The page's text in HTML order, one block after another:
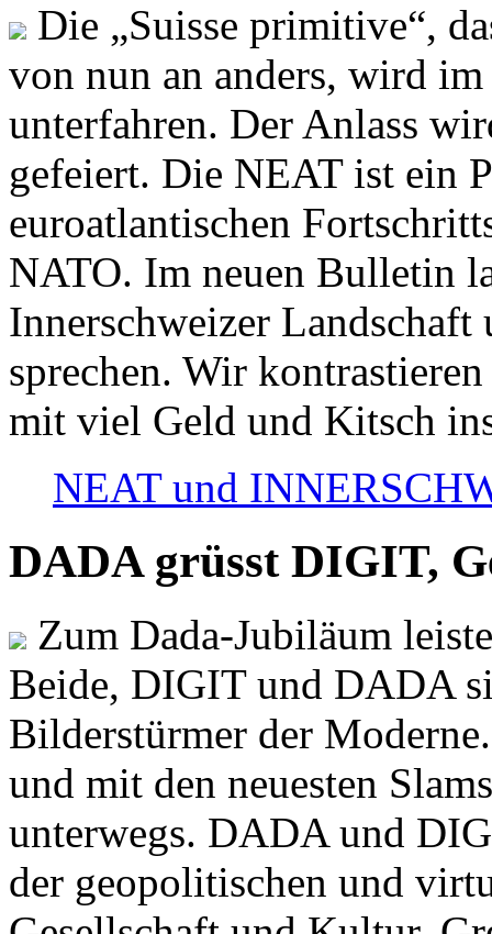
Die „Suisse primitive“,
von nun an anders, wird
unterfahren. Der Anlass
gefeiert. Die NEAT ist ein
euroatlantischen
NATO. Im neuen Bulletin
Innerschweizer
sprechen. Wir
mit viel Geld und Kitsch
NEAT und
DADA grüsst DIGIT,
Zum Dada-Jubiläum
Beide, DIGIT und DADA
Bilderstürmer der
und mit den neuesten
unterwegs. DADA und
der geopolitischen und